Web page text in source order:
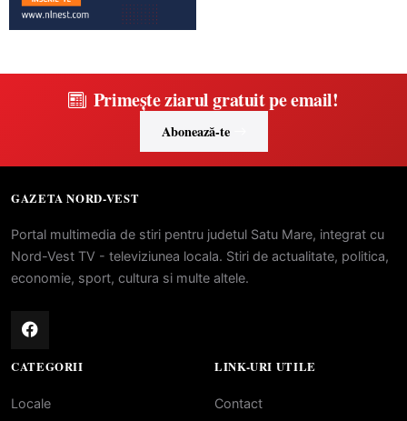
Primește ziarul gratuit pe email!
Abonează-te
GAZETA NORD-VEST
Portal multimedia de stiri pentru judetul Satu Mare, integrat cu
Nord-Vest TV - televiziunea locala. Stiri de actualitate, politica,
economie, sport, cultura si multe altele.
CATEGORII
Locale
LINK-URI UTILE
Contact